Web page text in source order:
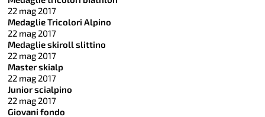
22 mag 2017
Medaglie Tricolori Alpino
22 mag 2017
Medaglie skiroll slittino
22 mag 2017
Master skialp
22 mag 2017
Junior scialpino
22 mag 2017
Giovani fondo